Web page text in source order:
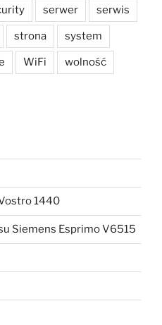
serwer serwis
strona system
WiFi wolność
1440
Siemens Esprimo V6515